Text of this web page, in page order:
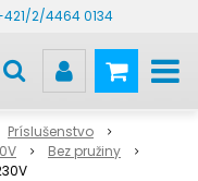
2/4464 0134
Príslušenstvo
Bez pružiny